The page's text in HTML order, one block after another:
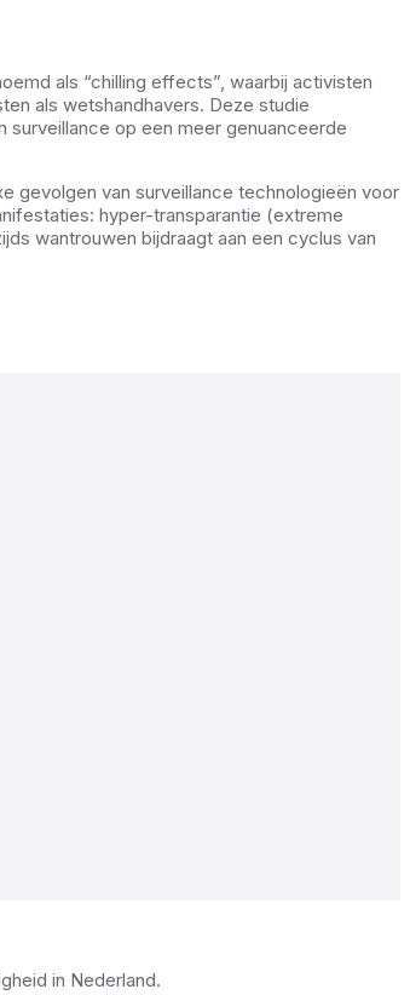
als “chilling effects”, waarbij activisten
als wetshandhavers. Deze studie
op een meer genuanceerde
gevolgen van surveillance technologieën voor
hyper-transparantie (extreme
wantrouwen bijdraagt aan een cyclus van
in Nederland.